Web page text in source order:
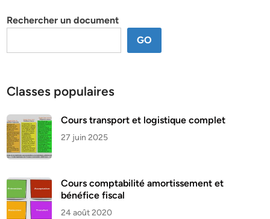
Rechercher un document
GO
Classes populaires
Cours transport et logistique complet
27 juin 2025
Cours comptabilité amortissement et
bénéfice fiscal
24 août 2020